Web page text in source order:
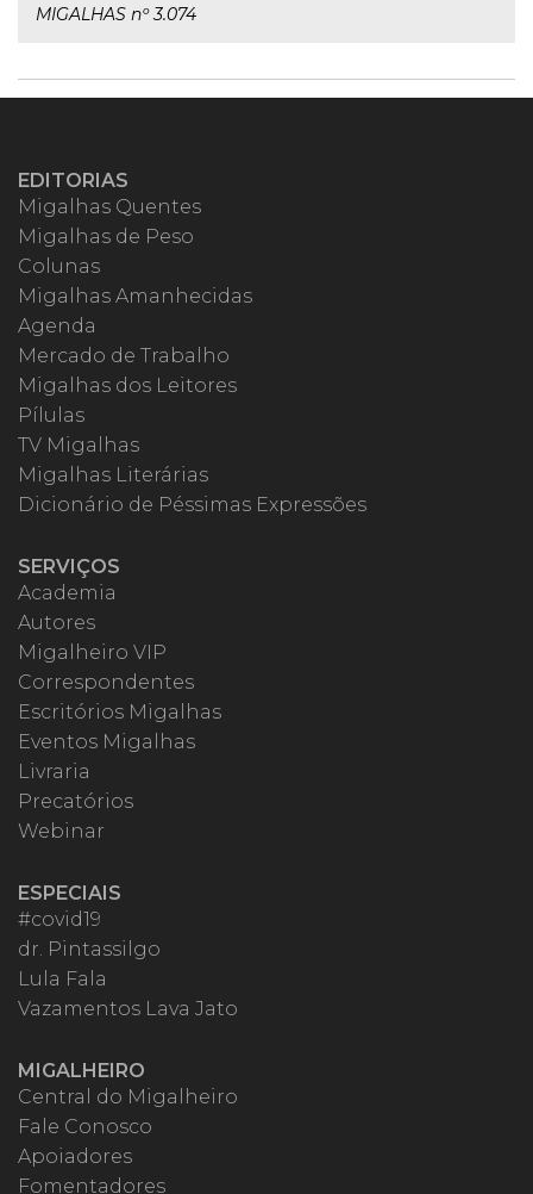
MIGALHAS nº 3.074
EDITORIAS
Migalhas Quentes
Migalhas de Peso
Colunas
Migalhas Amanhecidas
Agenda
Mercado de Trabalho
Migalhas dos Leitores
Pílulas
TV Migalhas
Migalhas Literárias
Dicionário de Péssimas Expressões
SERVIÇOS
Academia
Autores
Migalheiro VIP
Correspondentes
Escritórios Migalhas
Eventos Migalhas
Livraria
Precatórios
Webinar
ESPECIAIS
#covid19
dr. Pintassilgo
Lula Fala
Vazamentos Lava Jato
MIGALHEIRO
Central do Migalheiro
Fale Conosco
Apoiadores
Fomentadores